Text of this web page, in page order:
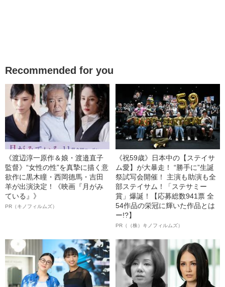
Recommended for you
《渡辺淳一原作＆娘・渡邉直子
監督》“女性の性”を真摯に描く意
欲作に黒木瞳・西岡德馬・吉田
羊が出演決定！《映画『月がみ
ている』》
PR（キノフィルムズ）
《祝59歳》日本中の【ステイサ
ム愛】が大暴走！ “勝手に”生誕
祭試写会開催！ 主演も助演も全
部ステイサム！「ステサミー
賞」爆誕！【応募総数941票 全
54作品の栄冠に輝いた作品とは
ー!?】
PR（（株）キノフィルムズ）